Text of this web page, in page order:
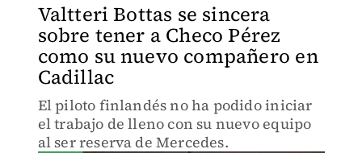
Valtteri Bottas se sincera
sobre tener a Checo Pérez
como su nuevo compañero en
Cadillac
El piloto finlandés no ha podido iniciar
el trabajo de lleno con su nuevo equipo
al ser reserva de Mercedes.